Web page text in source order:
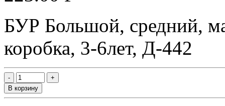
БУР Большой, средний,
коробка, 3-6лет, Д-442
В корзину